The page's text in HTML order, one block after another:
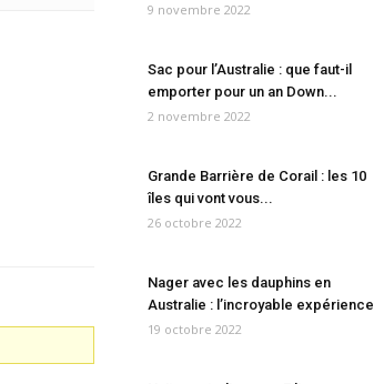
9 novembre 2022
Sac pour l’Australie : que faut-il
emporter pour un an Down...
2 novembre 2022
Grande Barrière de Corail : les 10
îles qui vont vous...
26 octobre 2022
Nager avec les dauphins en
Australie : l’incroyable expérience
19 octobre 2022